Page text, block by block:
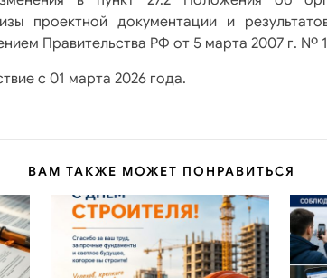
проектной документации и
Правительства РФ от 5 марта 2007 г. Nº
с 01 марта 2026 года.
ВАМ ТАКЖЕ МОЖЕТ ПОНРАВИТЬСЯ